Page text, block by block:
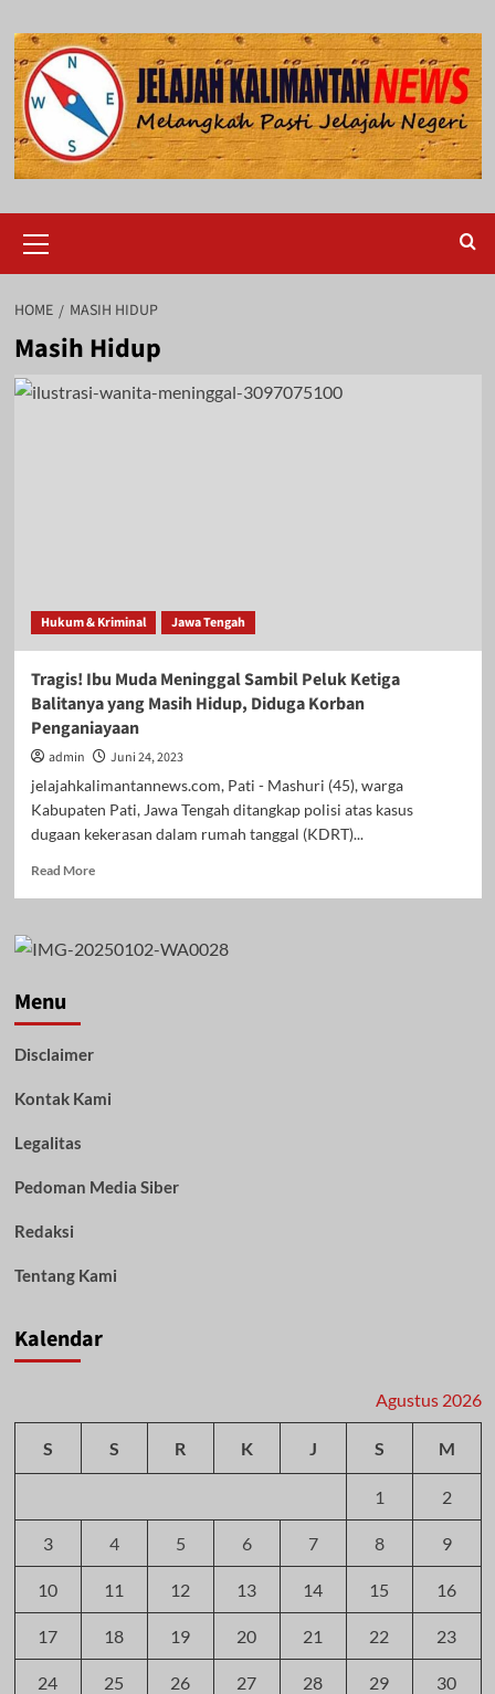
to
content
Menu
HOME MASIH HIDUP
Masih Hidup
Hukum & Kriminal Jawa Tengah
Tragis! Ibu Muda Meninggal Sambil Peluk Ketiga
Balitanya yang Masih Hidup, Diduga Korban
Penganiayaan
admin
Juni 24, 2023
jelajahkalimantannews.com, Pati - Mashuri (45), warga
Kabupaten Pati, Jawa Tengah ditangkap polisi atas kasus
dugaan kekerasan dalam rumah tanggal (KDRT)...
Read MoreRead
Ibu
Ketiga
yang
Korban
Menu
Disclaimer
Kontak Kami
Legalitas
Pedoman Media Siber
Redaksi
Tentang Kami
Kalendar
Agustus 2026
S S R K J S M
1 2
3 4 5 6 7 8 9
10 11 12 13 14 15 16
17 18 19 20 21 22 23
24 25 26 27 28 29 30